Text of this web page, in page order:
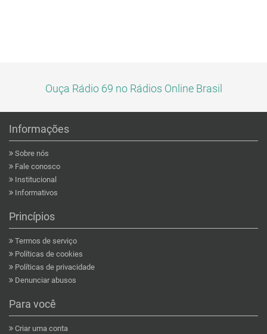
Ouça Rádio 69 no Rádios Online Brasil
Informações
Sobre nós
Fale conosco
Institucional
Informativos
Princípios
Termos de serviço
Políticas de cookies
Políticas de privacidade
Denunciar abusos
Para você
Criar uma conta